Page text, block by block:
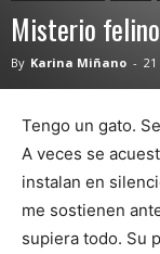
Misterio
By Karina Miñano -
Tengo un gato.
A veces se
instalan en
me sostienen
supiera todo. Su